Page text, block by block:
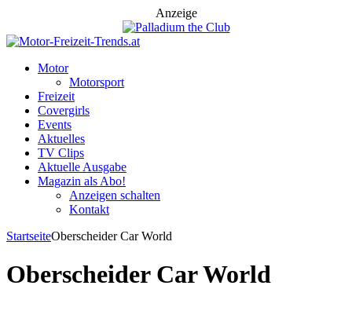
Anzeige
Motor
Motorsport
Freizeit
Covergirls
Events
Aktuelles
TV Clips
Aktuelle Ausgabe
Magazin als Abo!
Anzeigen schalten
Kontakt
StartseiteOberscheider Car World
Oberscheider Car World